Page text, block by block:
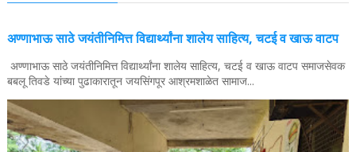
अण्णाभाऊ साठे जयंतीनिमित्त विद्यार्थ्यांना शालेय साहित्य, चटई व खाऊ वाटप
अण्णाभाऊ साठे जयंतीनिमित्त विद्यार्थ्यांना शालेय साहित्य, चटई व खाऊ वाटप समाजसेवक
बबलू तिवडे यांच्या पुढाकारातून जयसिंगपूर आश्रमशाळेत सामाज...